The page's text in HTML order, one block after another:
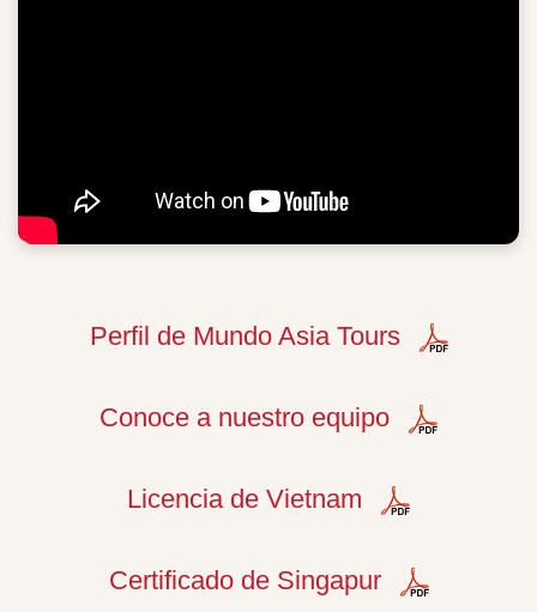
Perfil de Mundo Asia Tours
Conoce a nuestro equipo
Licencia de Vietnam
Certificado de Singapur